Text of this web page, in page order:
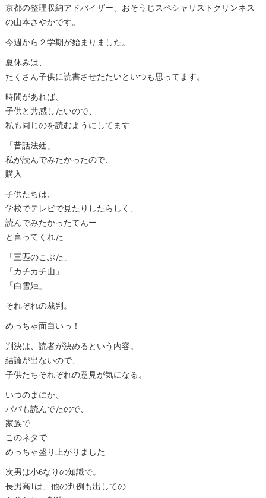
京都の整理収納アドバイザー、おそうじスペシャリストクリンネス
の山本さやかです。
今週から２学期が始まりました。
夏休みは、
たくさん子供に読書させたたいといつも思ってます。
時間があれば、
子供と共感したいので、
私も同じのを読むようにしてます
「昔話法廷」
私が読んでみたかったので、
購入
子供たちは、
学校でテレビで見たりしたらしく、
読んでみたかったてんー
と言ってくれた
「三匹のこぶた」
「カチカチ山」
「白雪姫」
それぞれの裁判。
めっちゃ面白いっ！
判決は、読者が決めるという内容。
結論が出ないので、
子供たちそれぞれの意見が気になる。
いつのまにか、
パパも読んでたので、
家族で
このネタで
めっちゃ盛り上がりました
次男は小6なりの知識で。
長男高1は、他の判例も出しての